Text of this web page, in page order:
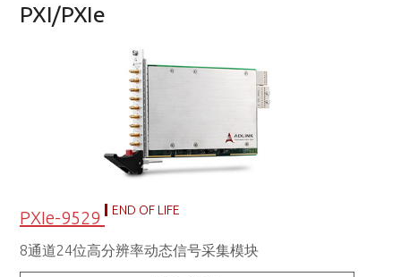
PXI/PXIe
PXIe-9529 END OF LIFE
8通道24位高分辨率动态信号采集模块